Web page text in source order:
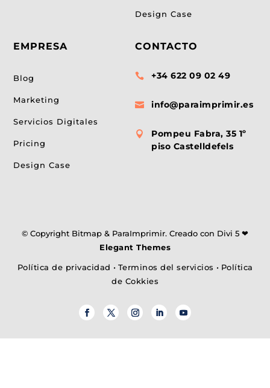
EMPRESA
Blog
Marketing
Servicios Digitales
Pricing
Design Case
Design Case
CONTACTO
 +34 622 09 02 49
 info@paraimprimir.es

Pompeu Fabra, 35 1º
piso Castelldefels
© Copyright Bitmap & ParaImprimir. Creado con Divi 5 ❤
Elegant Themes
Política de privacidad • Terminos del servicios • Política
de Cokkies